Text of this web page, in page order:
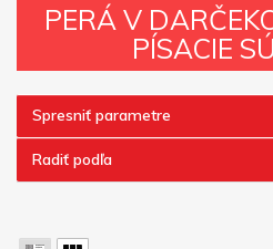
PERÁ V
PÍSACIE
Spresniť parametre
Radiť podľa